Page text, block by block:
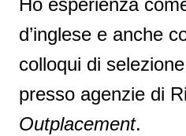
Ho esperienza
d’inglese e anche
colloqui di
presso agenzie di
Outplacement.